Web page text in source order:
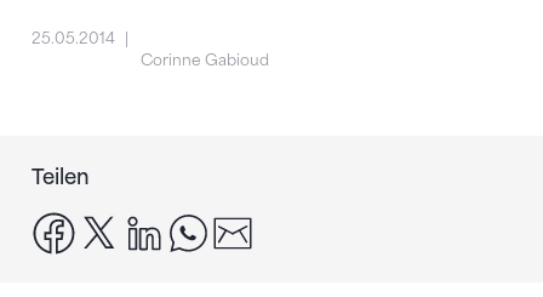
25.05.2014
Corinne Gabioud
Teilen
facebook
x linkedinwhatsapp